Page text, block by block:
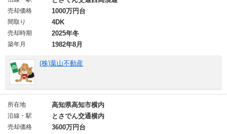
売却価格 1000万円台
間取り 4DK
売却時期 2025年冬
築年月 1982年8月
(株)葉山不動産
所在地 高知県高知市横内
沿線・駅 とさでん交通横内
売却価格 3600万円台